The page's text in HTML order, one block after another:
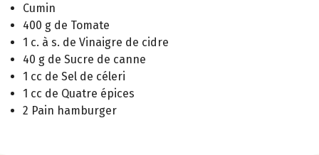
Cumin
400 g de Tomate
1 c. à s. de Vinaigre de cidre
40 g de Sucre de canne
1 cc de Sel de céleri
1 cc de Quatre épices
2 Pain hamburger